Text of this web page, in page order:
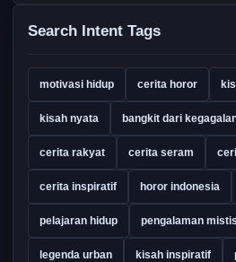
Search Intent Tags
motivasi hidup cerita horor
kisah nyata bangkit dari
cerita rakyat cerita seram
cerita inspiratif horor indonesia
pelajaran hidup pengalaman mistis
legenda urban kisah inspiratif